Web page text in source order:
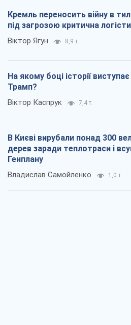
Кремль переносить війну в
під загрозою критична
Віктор Ягун 8,9 т.
На якому боці історії
Трамп?
Віктор Каспрук 7,4 т.
В Києві вирубали понад 300
дерев заради теплотраси і
Генплану
Владислав Самойленко 1,0 т.